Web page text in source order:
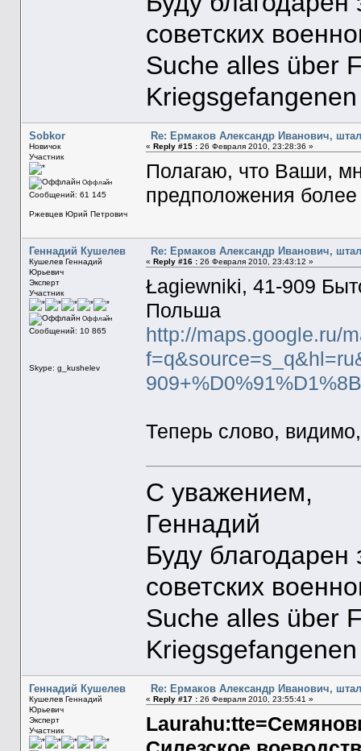
советских
Suche alles über
Kriegsgefangenen
Sobkor
Новичок
Участник
Оффлайн
Сообщений: 61 145
Ржевцев Юрий Петрович
Re: Ермаков Александр Иванович,
« Reply #15 :26 Февраля 2010, 23:28:36 »
Полагаю, что Ваши,
предположения
Геннадий Кушелев
Кушелев Геннадий
Юрьевич
Эксперт
Участник
Оффлайн
Сообщений: 10 865
Skype: g_kushelev
Re: Ермаков Александр Иванович,
« Reply #16 :26 Февраля 2010, 23:43:12 »
Łagiewniki, 41-909
Польша
http://maps.google.ru/
Теперь слово,
С уважением,
Геннадий
Буду
советских
Suche alles über
Kriegsgefangenen
Геннадий Кушелев
Кушелев Геннадий
Юрьевич
Эксперт
Участник
Re: Ермаков Александр Иванович,
« Reply #17 :26 Февраля 2010, 23:55:41 »